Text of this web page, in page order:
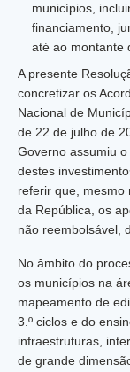
municípios,
financiamento,
até ao montante
A presente
concretizar os
Nacional de
de 22 de julho de
Governo assumiu
destes
referir que, mesmo
da República, os
não reembolsável,
No âmbito do
os municípios na
mapeamento de
3.º ciclos e do
infraestruturas,
de grande